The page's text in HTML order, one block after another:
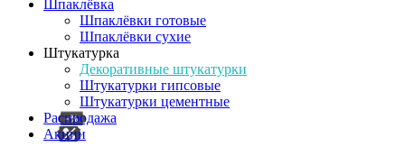
Шпаклёвка
Шпаклёвки готовые
Шпаклёвки сухие
Штукатурка
Декоративные штукатурки
Штукатурки гипсовые
Штукатурки цементные
Распродажа
Акции